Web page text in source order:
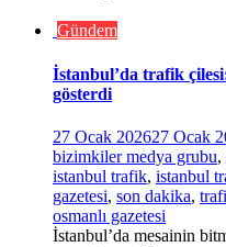
Gündem
İstanbul’da trafik
gösterdi
27 Ocak 202627 Ocak
bizimkiler medya grubu,
istanbul trafik, istanbul
gazetesi, son dakika,
osmanlı gazetesi
İstanbul’da mesainin